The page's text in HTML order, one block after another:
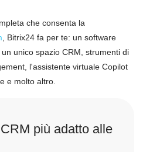
che consenta la
, Bitrix24 fa per te: un software
unico spazio CRM, strumenti di
l'assistente virtuale Copilot
e molto altro.
più adatto alle